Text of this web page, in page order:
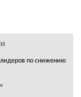
лидеров по снижению